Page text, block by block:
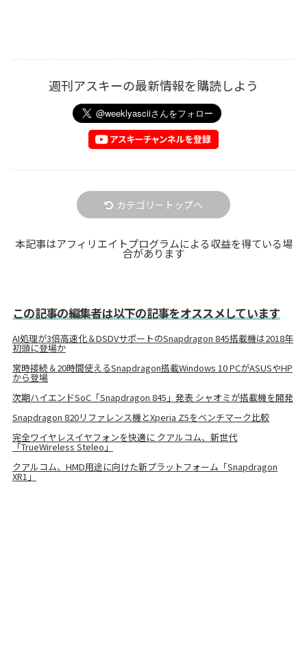
週刊アスキーの最新情報を購読しよう
カテゴリートップへ
本記事はアフィリエイトプログラムによる収益を得ている場
合があります
この記事の編集者は以下の記事をオススメしています
AI処理が3倍高速化＆DSDVサポートのSnapdragon 845搭載機は2018年
初頭に登場か
常時接続＆20時間使えるSnapdragon搭載Windows 10 PCがASUSやHP
から登場
次期ハイエンドSoC「Snapdragon 845」発表 シャオミが搭載機を開発
Snapdragon 820リファレンス機とXperia Z5をベンチマーク比較
完全ワイヤレスイヤフォンを快適に クアルコム、新世代
「TrueWireless Steleo」
クアルコム、HMD用途に向けた新プラットフォーム「Snapdragon
XR1」